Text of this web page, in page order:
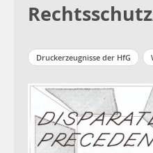
Druckerzeugnisse der HfG